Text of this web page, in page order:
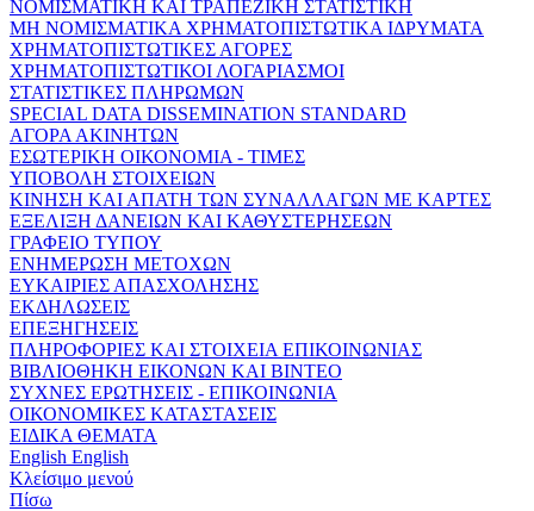
ΝΟΜΙΣΜΑΤΙΚΗ ΚΑΙ ΤΡΑΠΕΖΙΚΗ ΣΤΑΤΙΣΤΙΚΗ
ΜΗ ΝΟΜΙΣΜΑΤΙΚΑ ΧΡΗΜΑΤΟΠΙΣΤΩΤΙΚΑ ΙΔΡΥΜΑΤΑ
ΧΡΗΜΑΤΟΠΙΣΤΩΤΙΚΕΣ ΑΓΟΡΕΣ
ΧΡΗΜΑΤΟΠΙΣΤΩΤΙΚΟΙ ΛΟΓΑΡΙΑΣΜΟΙ
ΣΤΑΤΙΣΤΙΚΕΣ ΠΛΗΡΩΜΩΝ
SPECIAL DATA DISSEMINATION STANDARD
ΑΓΟΡΑ ΑΚΙΝΗΤΩΝ
ΕΣΩΤΕΡΙΚΗ ΟΙΚΟΝΟΜΙΑ - ΤΙΜΕΣ
ΥΠΟΒΟΛΗ ΣΤΟΙΧΕΙΩΝ
ΚΙΝΗΣΗ ΚΑΙ ΑΠΑΤΗ ΤΩΝ ΣΥΝΑΛΛΑΓΩΝ ΜΕ ΚΑΡΤΕΣ
ΕΞΕΛΙΞΗ ΔΑΝΕΙΩΝ ΚΑΙ ΚΑΘΥΣΤΕΡΗΣΕΩΝ
ΓΡΑΦΕΙΟ ΤΥΠΟΥ
ΕΝΗΜΕΡΩΣΗ ΜΕΤΟΧΩΝ
ΕΥΚΑΙΡΙΕΣ ΑΠΑΣΧΟΛΗΣΗΣ
ΕΚΔΗΛΩΣΕΙΣ
ΕΠΕΞΗΓΗΣΕΙΣ
ΠΛΗΡΟΦΟΡΙΕΣ ΚΑΙ ΣΤΟΙΧΕΙΑ ΕΠΙΚΟΙΝΩΝΙΑΣ
ΒΙΒΛΙΟΘΗΚΗ ΕΙΚΟΝΩΝ ΚΑΙ ΒΙΝΤΕΟ
ΣΥΧΝΕΣ ΕΡΩΤΗΣΕΙΣ - ΕΠΙΚΟΙΝΩΝΙΑ
ΟΙΚΟΝΟΜΙΚΕΣ ΚΑΤΑΣΤΑΣΕΙΣ
ΕΙΔΙΚΑ ΘΕΜΑΤΑ
English English
Κλείσιμο μενού
Πίσω